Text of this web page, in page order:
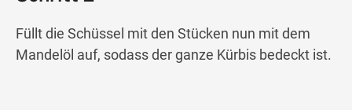
Füllt die Schüssel mit den Stücken nun mit dem
Mandelöl auf, sodass der ganze Kürbis bedeckt ist.